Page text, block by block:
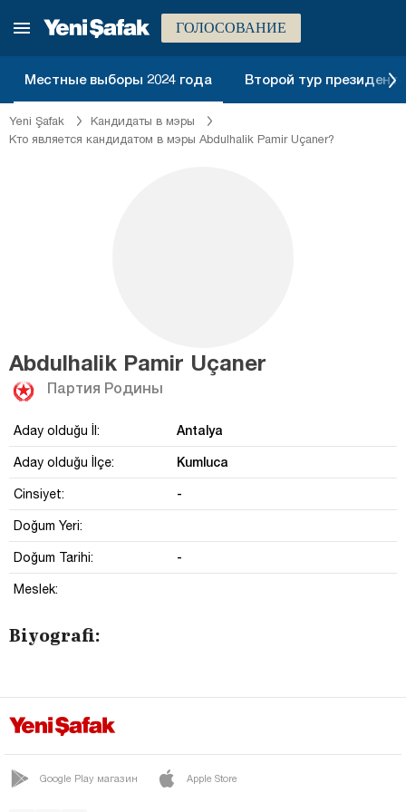
ГОЛОСОВАНИЕ
Местные выборы 2024 года Второй тур
Yeni Şafak
Кандидаты в мэры
Кто является кандидатом в мэры Abdulhalik Pamir Uçaner?
Abdulhalik Pamir Uçaner
Партия Родины
Aday olduğu İl: Antalya
Aday olduğu İlçe: Kumluca
Cinsiyet: -
Doğum Yeri:
Doğum Tarihi: -
Meslek:
Biyografi:
Google Play магазин Apple Store